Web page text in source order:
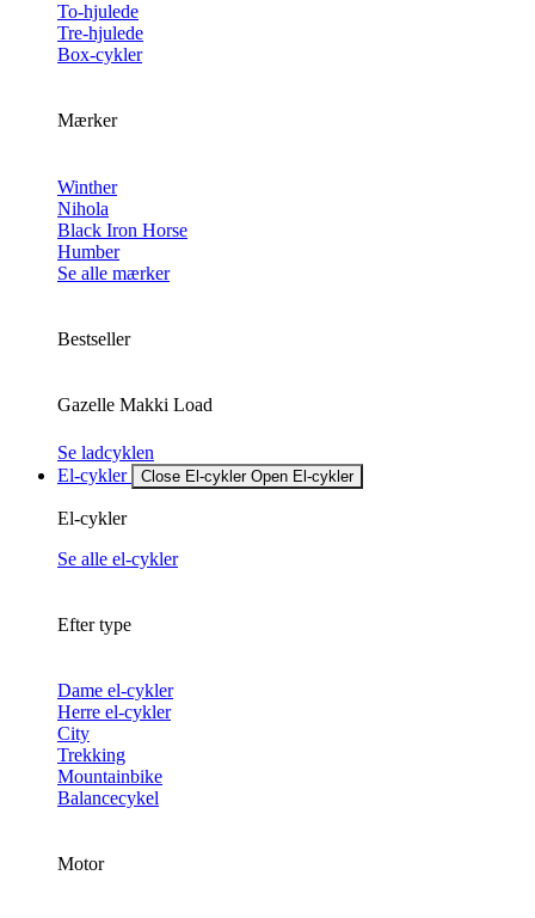
To-hjulede
Tre-hjulede
Box-cykler
Mærker
Winther
Nihola
Black Iron Horse
Humber
Se alle mærker
Bestseller
Gazelle Makki Load
Se ladcyklen
El-cykler
Close El-cykler Open El-cykler
El-cykler
Se alle el-cykler
Efter type
Dame el-cykler
Herre el-cykler
City
Trekking
Mountainbike
Balancecykel
Motor